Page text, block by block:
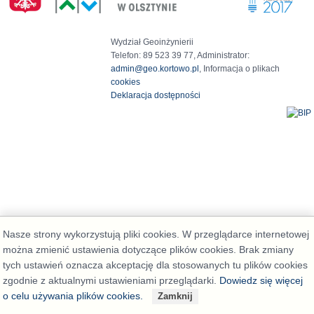
Wydział Geoinżynierii
Telefon: 89 523 39 77, Administrator:
admin@geo.kortowo.pl, Informacja o plikach
cookies
Deklaracja dostępności
Nasze strony wykorzystują pliki cookies. W przeglądarce internetowej
można zmienić ustawienia dotyczące plików cookies. Brak zmiany
tych ustawień oznacza akceptację dla stosowanych tu plików cookies
zgodnie z aktualnymi ustawieniami przeglądarki. Dowiedz się więcej
o celu używania plików cookies.